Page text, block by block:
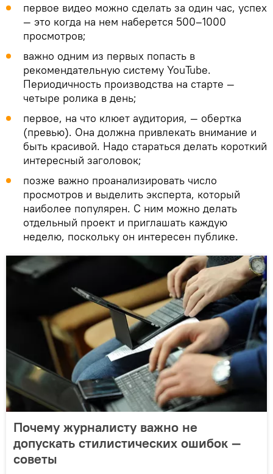
первое видео можно сделать за один час, успех
— это когда на нем наберется 500–1000
просмотров;
важно одним из первых попасть в
рекомендательную систему YouTube.
Периодичность производства на старте —
четыре ролика в день;
первое, на что клюет аудитория, — обертка
(превью). Она должна привлекать внимание и
быть красивой. Надо стараться делать короткий
интересный заголовок;
позже важно проанализировать число
просмотров и выделить эксперта, который
наиболее популярен. С ним можно делать
отдельный проект и приглашать каждую
неделю, поскольку он интересен публике.
Почему журналисту важно не
допускать стилистических ошибок —
советы